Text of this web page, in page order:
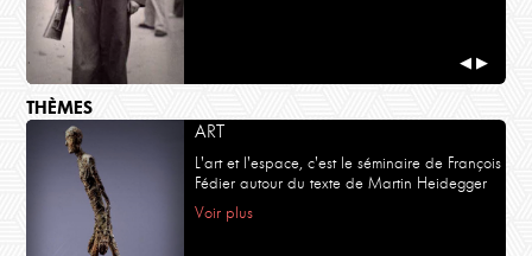
◀ ▶
THÈMES
ART
L'art et l'espace, c'est le séminaire de François
Fédier autour du texte de Martin Heidegger
Voir plus